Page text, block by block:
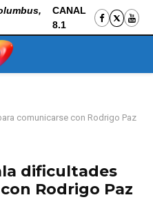
CANAL
8.1
comunicarse con Rodrigo Paz
dificultades
Rodrigo Paz